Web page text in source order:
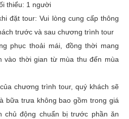
thiểu: 1 người
đặt tour: Vui lòng cung cấp thông
trước và sau chương trình tour
phục thoải mái, đồng thời mang
vào thời gian từ mùa thu đến mùa
chương trình tour, quý khách sẽ
bữa trưa không bao gồm trong giá
chủ động chuẩn bị trước phần ăn